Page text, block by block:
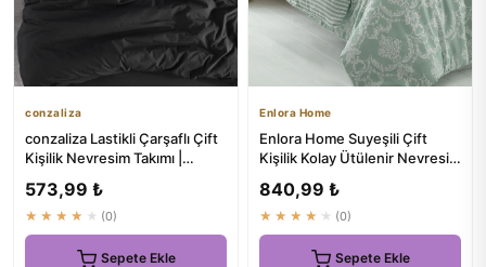
conzaliza
conzaliza Lastikli Çarşaflı Çift
Kişilik Nevresim Takımı |
573,99 ₺
★★★★★ (0)
Sepete Ekle
Enlora Home
Enlora Home Suyeşili Çift
Kişilik Kolay Ütülenir Nevresim
840,99 ₺
★★★★★ (0)
Sepete Ekle